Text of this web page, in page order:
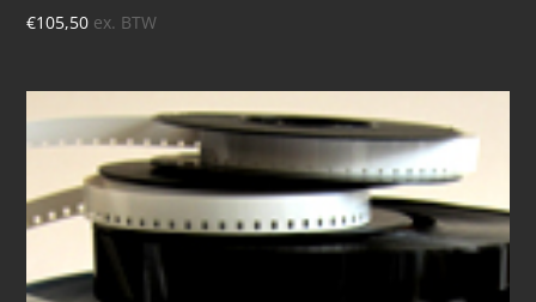
€105,50 ex. BTW